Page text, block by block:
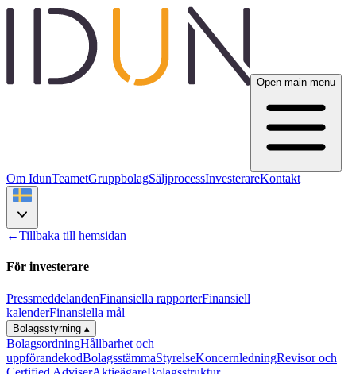
Open main menu
Om IdunTeametGruppbolagSäljprocessInvesterareKontakt
←Tillbaka till hemsidan
För investerare
PressmeddelandenFinansiella rapporterFinansiell
kalenderFinansiella mål
Bolagsstyrning ▴
BolagsordningHållbarhet och
uppförandekodBolagsstämmaStyrelseKoncernledningRevisor och